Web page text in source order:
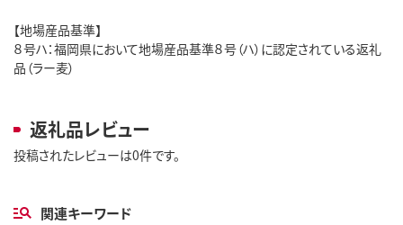
【地場産品基準】
８号ハ：福岡県において地場産品基準８号（ハ）に認定されている返礼
品（ラー麦）
返礼品レビュー
投稿されたレビューは0件です。
関連キーワード